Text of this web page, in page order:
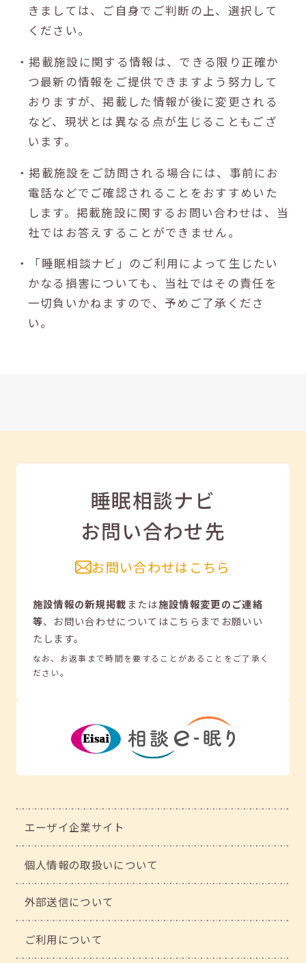
きましては、ご自身でご判断の上、選択して
ください。
・掲載施設に関する情報は、できる限り正確か
つ最新の情報をご提供できますよう努力して
おりますが、掲載した情報が後に変更される
など、現状とは異なる点が生じることもござ
います。
・掲載施設をご訪問される場合には、事前にお
電話などでご確認されることをおすすめいた
します。掲載施設に関するお問い合わせは、当
社ではお答えすることができません。
・「睡眠相談ナビ」のご利用によって生じたい
かなる損害についても、当社ではその責任を
一切負いかねますので、予めご了承くださ
い。
睡眠相談ナビ
お問い合わせ先
お問い合わせはこちら
施設情報の新規掲載または施設情報変更のご連絡
等、 お問い合わせについてはこちらまでお願いい
たします。
なお、お返事まで時間を要することがあることをご了承く
ださい。
エーザイ企業サイト
個人情報の取扱いについて
外部送信について
ご利用について